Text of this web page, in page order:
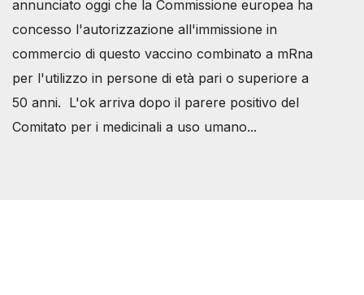
annunciato oggi che la Commissione europea ha
concesso l'autorizzazione all'immissione in
commercio di questo vaccino combinato a mRna
per l'utilizzo in persone di età pari o superiore a
50 anni. L'ok arriva dopo il parere positivo del
Comitato per i medicinali a uso umano...